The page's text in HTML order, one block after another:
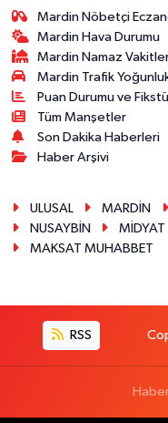
Mardin Nöbetçi
Mardin Hava Durumu
Mardin Namaz
Mardin Trafik
Puan Durumu ve
Tüm Manşetler
Son Dakika Haberleri
Haber Arşivi
ULUSAL MARDİN
NUSAYBİN
MİDYAT
MAKSAT MUHABBET
RSS
Haber